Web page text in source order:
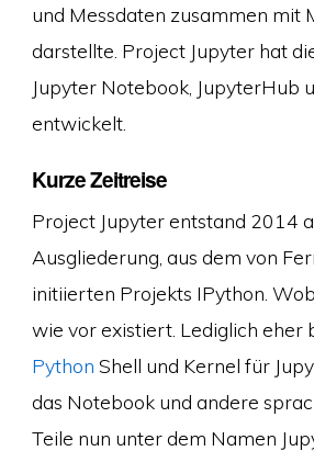
und Messdaten zusammen mit
darstellte. Project Jupyter hat
Jupyter Notebook, JupyterHub
entwickelt.
Kurze Zeitreise
Project Jupyter entstand 2014
Ausgliederung, aus dem von
initiierten Projekts IPython.
wie vor existiert. Lediglich eher
Python Shell und Kernel für
das Notebook und andere
Teile nun unter dem Namen